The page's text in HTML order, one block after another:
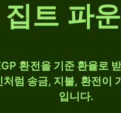
집트 파
환전을 기준 환율로
처럼 송금, 지불, 환전이
입니다.